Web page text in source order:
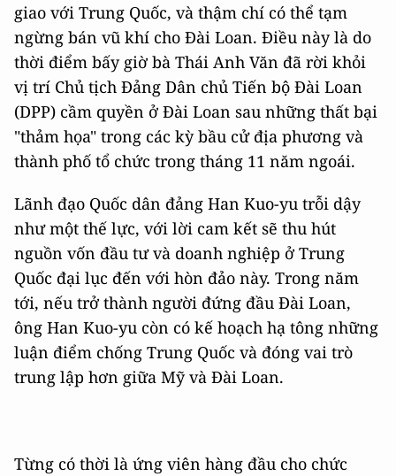
giao với Trung Quốc, và thậm chí có thể tạm
ngừng bán vũ khí cho Đài Loan. Điều này là do
thời điểm bấy giờ bà Thái Anh Văn đã rời khỏi
vị trí Chủ tịch Đảng Dân chủ Tiến bộ Đài Loan
(DPP) cầm quyền ở Đài Loan sau những thất bại
"thảm họa" trong các kỳ bầu cử địa phương và
thành phố tổ chức trong tháng 11 năm ngoái.
Lãnh đạo Quốc dân đảng Han Kuo-yu trỗi dậy
như một thế lực, với lời cam kết sẽ thu hút
nguồn vốn đầu tư và doanh nghiệp ở Trung
Quốc đại lục đến với hòn đảo này. Trong năm
tới, nếu trở thành người đứng đầu Đài Loan,
ông Han Kuo-yu còn có kế hoạch hạ tông những
luận điểm chống Trung Quốc và đóng vai trò
trung lập hơn giữa Mỹ và Đài Loan.
Từng có thời là ứng viên hàng đầu cho chức